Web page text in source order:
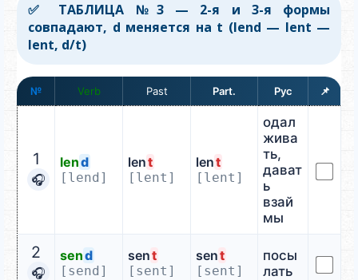
✅ ТАБЛИЦА №3 — 2-я и 3-я формы
совпадают, d меняется на t (lend — lent —
lent, d/t)
№ Verb 📌
1
🎧
lend
[lend]
lent
[lent]
lent
[lent]
одал
жива
ть,
дават
ь
взай
мы
2
🎧
send
[send]
sent
[sent]
sent
[sent]
посы
лать